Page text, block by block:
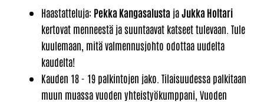
Haastatteluja: Pekka Kangasalusta jaJukka Holtari
kertovat menneestä ja suuntaavat katseet tulevaan. Tule
kuulemaan, mitä valmennusjohto odottaa uudelta
kaudelta!
Kauden 18 - 19 palkintojen jako. Tilaisuudessa palkitaan
muun muassa vuoden yhteistyökumppani, Vuoden